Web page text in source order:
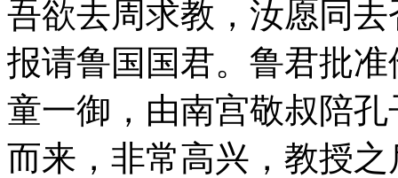
吾欲去周求教，汝愿同
报请鲁国国君。鲁君批
童一御，由南宫敬叔陪
而来，非常高兴，教授